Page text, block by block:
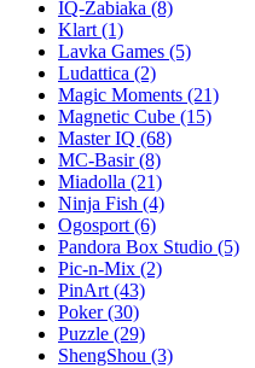
IQ-Zabiaka (8)
Klart (1)
Lavka Games (5)
Ludattica (2)
Magic Moments (21)
Magnetic Cube (15)
Master IQ (68)
MC-Basir(8)
Miadolla (21)
Ninja Fish (4)
Ogosport (6)
Pandora Box Studio (5)
Pic-n-Mix (2)
PinArt (43)
Poker(30)
Puzzle (29)
ShengShou (3)